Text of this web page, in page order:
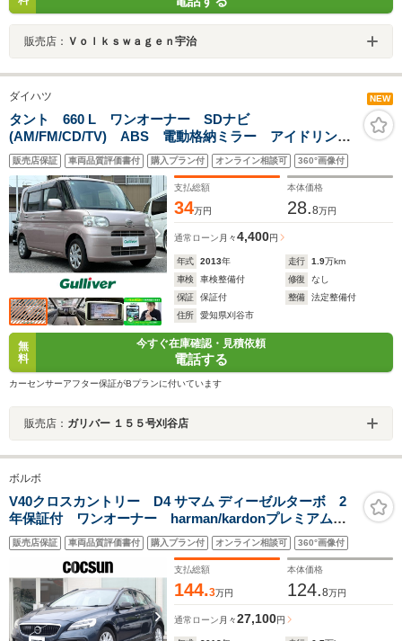
販売店： Ｖｏｌｋｓｗａｇｅｎ宇治
ダイハツ NEW
タント 660 L ワンオーナー SDナビ
(AM/FM/CD/TV) ABS 電動格納ミラー アイドリング
ストップ キーレス スペアキー 取説 保証書
販売店保証 車両品質評価書付 購入プラン付 オンライン相談可 360°画像付
支払総額
34万円
本体価格
28.8万円
通常ローン 月々4,400円
年式 2013年 走行 1.9万km
車検
車検整備付 修復
なし
保証
保証付 整備
法定整備付
住所
愛知県刈谷市
無
料
今すぐ在庫確認・見積依頼
電話する
カーセンサーアフター保証がBプランに付いています
販売店： ガリバー １５５号刈谷店
ボルボ
V40クロスカントリー D4 サマム ディーゼルターボ 2
年保証付 ワンオーナー harman/kardonプレミアムオ
ーディオ ソフトベージュ本革シート パワーシート
シートヒーター モダンウッドパネル ドライブレコー
ダー ACC BLIS 禁煙車
販売店保証 車両品質評価書付 購入プラン付 オンライン相談可 360°画像付
支払総額
144.3万円
本体価格
124.8万円
通常ローン 月々27,100円